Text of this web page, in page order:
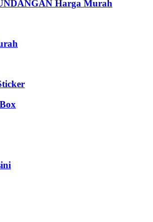
Harga Murah